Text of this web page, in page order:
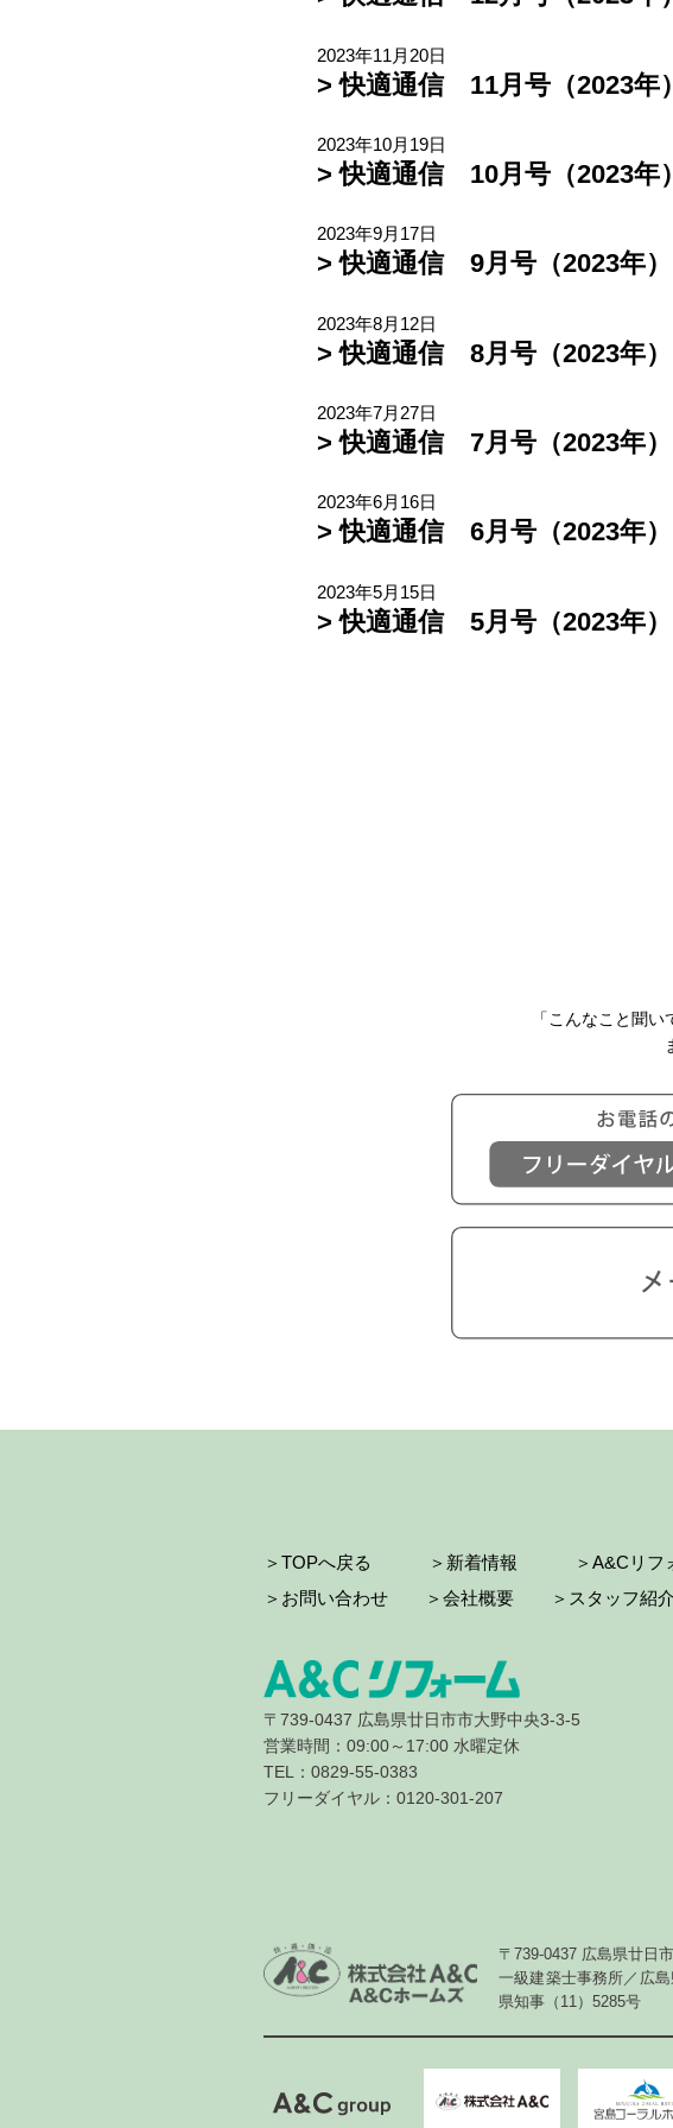
2023年11月20日
> 快適通信 11月号（2023年）
2023年10月19日
> 快適通信 10月号（2023年）
2023年9月17日
> 快適通信 9月号（2023年）
2023年8月12日
> 快適通信 8月号（2023年）
2023年7月27日
> 快適通信 7月号（2023年）
2023年6月16日
> 快適通信 6月号（2023年）
2023年5月15日
> 快適通信 5月号（2023年）
「こんなこと聞
＞TOPへ戻る ＞新着情報 ＞A&Cリフ
＞お問い合わせ
＞会社概要 ＞スタッフ紹介
〒739-0437 広島県廿日市市大野中央3-3-5
営業時間：09:00～17:00 水曜定休
TEL：0829-55-0383
フリーダイヤル：0120-301-207
〒739-0437 広島県廿日
一級建築士事務所／広
県知事（11）5285号